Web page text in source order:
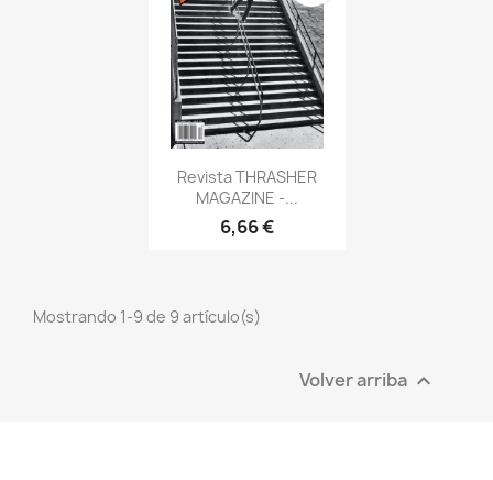
Vista rápida
Revista THRASHER
MAGAZINE -...
6,66 €
Mostrando 1-9 de 9 artículo(s)
Volver arriba 